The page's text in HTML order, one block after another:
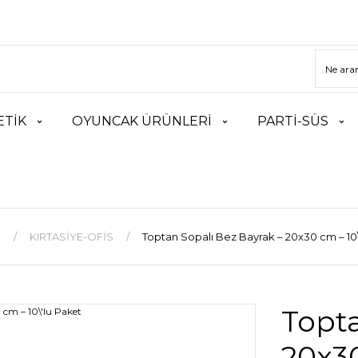
OYUNCAK ÜRÜNLERİ PARTİ-SÜS
KIRTASİYE-OFİS Toptan Sopalı Bez Bayrak – 20x30 cm –